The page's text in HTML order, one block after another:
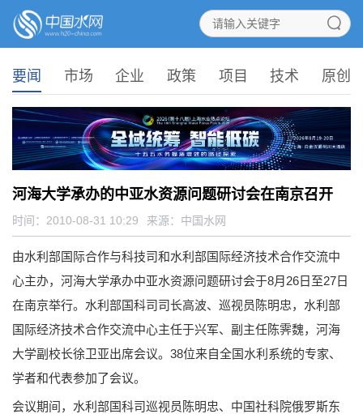
要闻 市场 企业 政策 项目 技术 原创
河海大学承办的中亚水资源问题研讨会在南京召开
时间：2010-08-31 10:29 来源： 中国水网
由水利部国际合作与科技司和水利部国际经济技术合作交流中
心主办，河海大学承办中亚水资源问题研讨会于8月26日至27日
在南京举行。水利部国科司司长高波、巡视员陈明忠，水利部
国际经济技术合作交流中心主任于兴军、副主任陈霁魏，河海
大学副校长徐卫亚出席会议。38位来自全国水利系统的专家、
学者和代表参加了会议。
会议期间，水利部国科司巡视员陈明忠、中国社科院俄罗斯东